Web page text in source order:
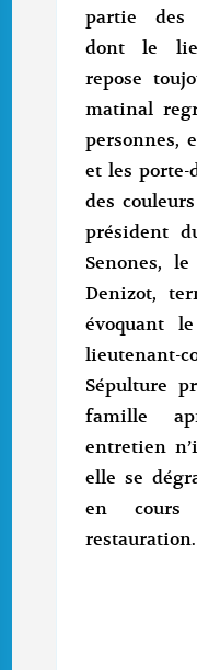
partie des
dont le
repose
matinal
personnes,
et les porte-
des
président
Senones,
Denizot,
évoquant
Sépulture
famille
entretien
elle se
en cours
restauration.